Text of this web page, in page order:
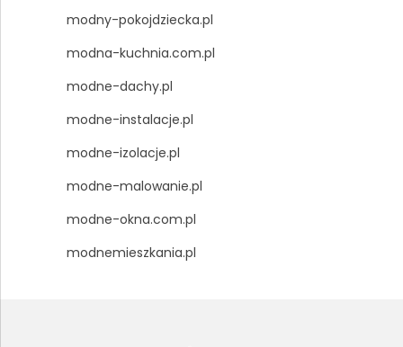
modny-pokojdziecka.pl
modna-kuchnia.com.pl
modne-dachy.pl
modne-instalacje.pl
modne-izolacje.pl
modne-malowanie.pl
modne-okna.com.pl
modnemieszkania.pl